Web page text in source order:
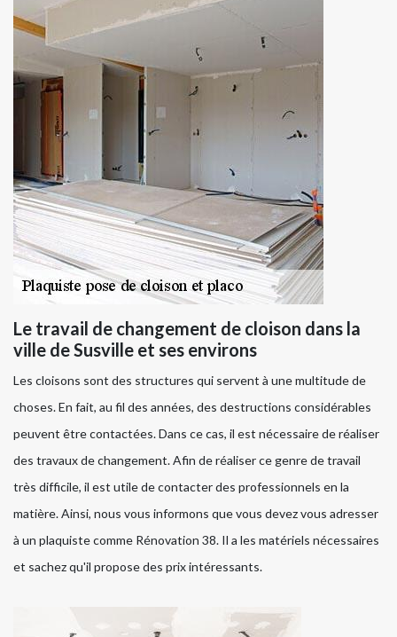
Le travail de changement de cloison dans la
ville de Susville et ses environs
Les cloisons sont des structures qui servent à une multitude de
choses. En fait, au fil des années, des destructions considérables
peuvent être contactées. Dans ce cas, il est nécessaire de réaliser
des travaux de changement. Afin de réaliser ce genre de travail
très difficile, il est utile de contacter des professionnels en la
matière. Ainsi, nous vous informons que vous devez vous adresser
à un plaquiste comme Rénovation 38. Il a les matériels nécessaires
et sachez qu'il propose des prix intéressants.